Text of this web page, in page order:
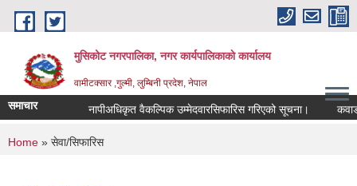
Skip to main content
मुसिकोट नगरपालिका, नगर कार्यपालिकाकाे कार्यालय
वामीटक्सार ,गुल्मी, लुम्बिनी प्रदेश, नेपाल
समाचार नापीअधिकृत वैकल्पिक उम्मेदवारसिफारिस गरिएको सूचना। कवाडी
You are here
Home » सेवा/सिफारिस